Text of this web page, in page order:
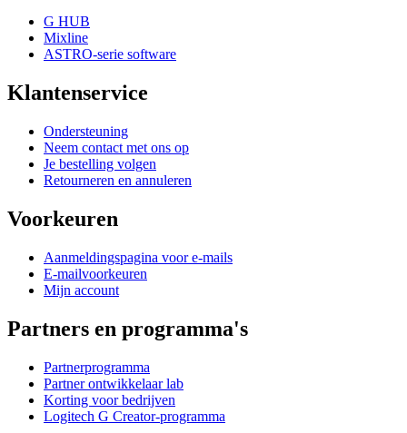
G HUB
Mixline
ASTRO-serie software
Klantenservice
Ondersteuning
Neem contact met ons op
Je bestelling volgen
Retourneren en annuleren
Voorkeuren
Aanmeldingspagina voor e-mails
E-mailvoorkeuren
Mijn account
Partners en programma's
Partnerprogramma
Partner ontwikkelaar lab
Korting voor bedrijven
Logitech G Creator-programma